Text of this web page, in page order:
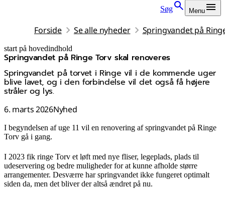
Søg Menu
Forside Se alle nyheder Springvandet på
start på hovedindhold
Springvandet på Ringe Torv skal renoveres
Springvandet på torvet i Ringe vil i de kommende uger
blive lavet, og i den forbindelse vil det også få højere
stråler og lys.
6. marts 2026Nyhed
senest opdateret 6. marts 2026
I begyndelsen af uge 11 vil en renovering af springvandet på Ringe
Torv gå i gang.
I 2023 fik ringe Torv et løft med nye fliser, legeplads, plads til
udeservering og bedre muligheder for at kunne afholde større
arrangementer. Desværre har springvandet ikke fungeret optimalt
siden da, men det bliver der altså ændret på nu.